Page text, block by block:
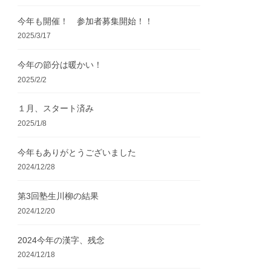
今年も開催！ 参加者募集開始！！
2025/3/17
今年の節分は暖かい！
2025/2/2
１月、スタート済み
2025/1/8
今年もありがとうございました
2024/12/28
第3回塾生川柳の結果
2024/12/20
2024今年の漢字、残念
2024/12/18